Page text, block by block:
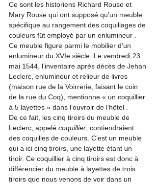
Ce sont les historiens Richard Rouse et
Mary Rouse qui ont supposé qu’un meuble
spécifique au rangement des coquillages de
couleurs fût employé par un enlumineur
Ce meuble figure parmi le mobilier d’un
enlumineur du XVIe siècle. Le vendredi 23
mai 1544, l’inventaire après décès de Jehan
Leclerc, enlumineur et relieur de livres
(maison rue de la Voirrerie, faisant le coin
de la rue du Coq), mentionne « un coquillier
à 5 layettes » dans l’ouvroir de l’hôtel
De ce fait, les cinq tiroirs du meuble de
Leclerc, appelé coquillier , contiendraient
des coquilles de couleurs. C’est un meuble
qui a ici cinq tiroirs, une layette étant un
tiroir. Ce coquillier à cinq tiroirs est donc à
différencier du meuble à layettes de trois
tiroirs que nous venons de voir dans un